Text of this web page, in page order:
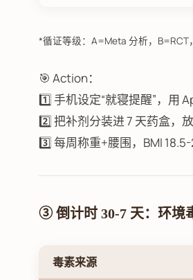
*循证等级：A=Meta 分析，B=RCT
🎯 Action：
1️⃣ 手机设定“就寝提醒”，用
2️⃣ 把补剂分装进 7 天药盒，
3️⃣ 每周称重+腰围，BMI
③ 倒计时 30-7 天：环境
毒素来源